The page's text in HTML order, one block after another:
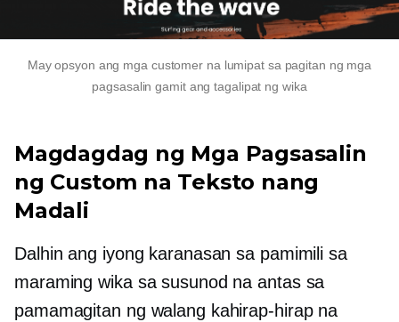
May opsyon ang mga customer na lumipat sa pagitan ng mga
pagsasalin gamit ang tagalipat ng wika
Magdagdag ng Mga Pagsasalin
ng Custom na Teksto nang
Madali
Dalhin ang iyong karanasan sa pamimili sa
maraming wika sa susunod na antas sa
pamamagitan ng walang kahirap-hirap na